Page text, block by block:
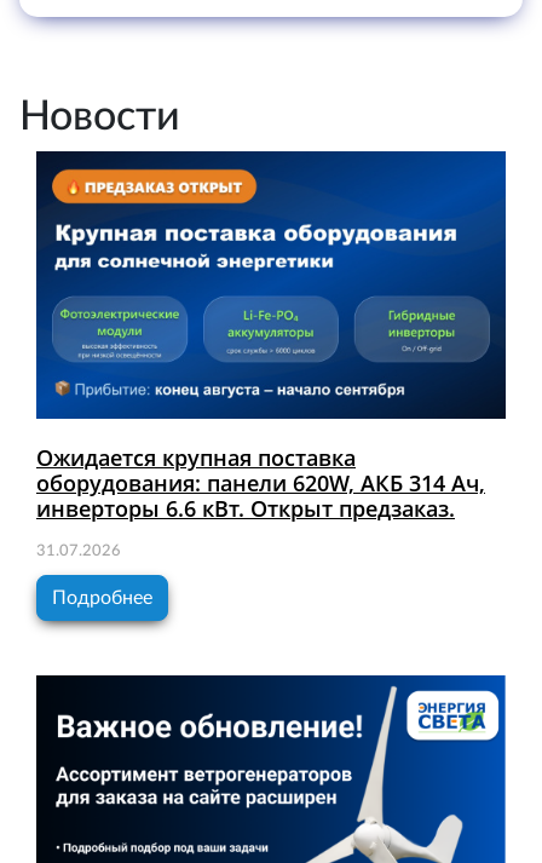
Новости
Ожидается крупная поставка
оборудования: панели 620W, АКБ 314 Ач,
инверторы 6.6 кВт. Открыт предзаказ.
31.07.2026
Подробнее